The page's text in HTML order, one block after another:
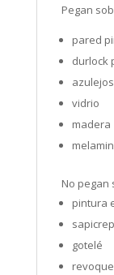
Pegan
pared
durlock
azulejos
vidrio
madera
No pegan
pintura
sapicrep
gotelé